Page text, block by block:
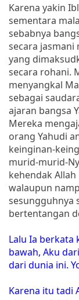
Karena yakin
sementara
sebabnya
secara
yang
secara rohani.
menyangkal
sebagai
ajaran bangsa
Mereka
orang Yahudi
keinginan-
murid-murid-
kehendak
walaupun
sesungguhnya
bertentangan
Lalu Ia berkata
bawah, Aku
dari dunia ini.
Karena itu tadi